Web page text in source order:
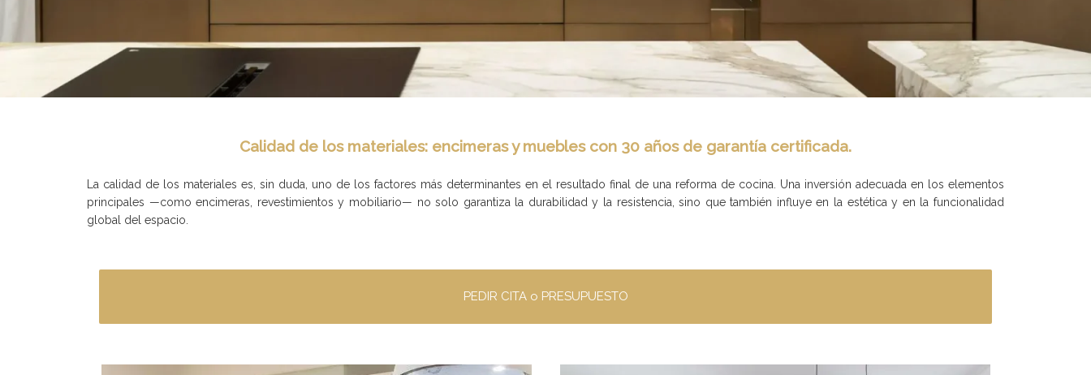
Calidad de los materiales: encimeras y muebles con 30 años de garantía certificada.
La calidad de los materiales es, sin duda, uno de los factores más determinantes en el resultado final de una reforma de cocina. Una inversión adecuada en los elementos
principales —como encimeras, revestimientos y mobiliario— no solo garantiza la durabilidad y la resistencia, sino que también influye en la estética y en la funcionalidad
global del espacio.
PEDIR CITA o PRESUPUESTO